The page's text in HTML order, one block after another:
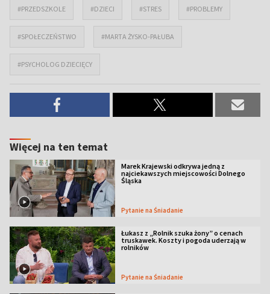
#PRZEDSZKOLE #DZIECI #STRES #PROBLEMY
#SPOŁECZEŃSTWO #MARTA ŻYSKO-PAŁUBA
#PSYCHOLOG DZIECIĘCY
Więcej na ten temat
Marek Krajewski odkrywa jedną z
najciekawszych miejscowości Dolnego
Śląska
Pytanie na Śniadanie
Łukasz z „Rolnik szuka żony” o cenach
truskawek. Koszty i pogoda uderzają w
rolników
Pytanie na Śniadanie